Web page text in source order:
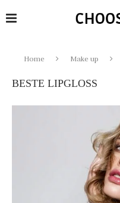
Home Make up
BESTE LIPGLOSS